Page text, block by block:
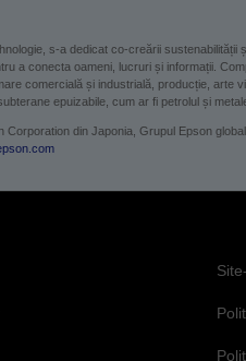
s-a dedicat co-creării
a conecta oameni, lucruri și informații.
comercială și industrială, producție, arte
epuizabile, cum ar fi petrolul și
Corporation din Japonia, Grupul Epson